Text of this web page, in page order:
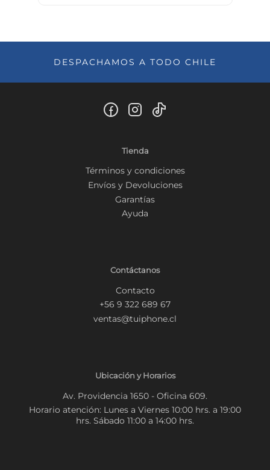
DESPACHAMOS A TODO CHILE
Tienda
Términos y condiciones
Envíos y Devoluciones
Garantías
Ayuda
Contáctanos
Contacto
+56 9 322 689 67
ventas@tuiphone.cl
Ubicación y Horarios
Av. Providencia 1650 - Oficina 609.
Horario atención: Lunes a Viernes 10:00 hrs. a 19:00
hrs. Sábado 11:00 a 14:00 hrs.